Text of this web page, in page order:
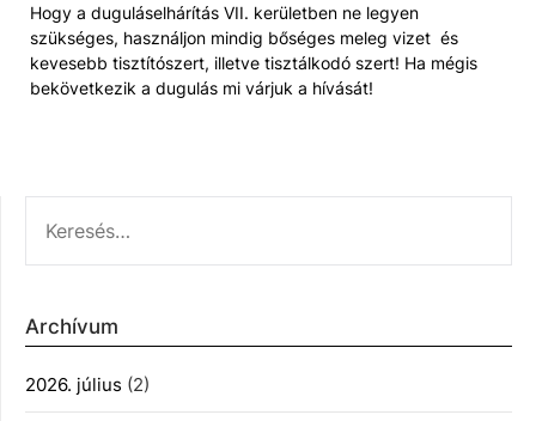
Hogy a duguláselhárítás VII. kerületben ne legyen
szükséges, használjon mindig bőséges meleg vizet és
kevesebb tisztítószert, illetve tisztálkodó szert! Ha mégis
bekövetkezik a dugulás mi várjuk a hívását!
Archívum
2026. július (2)